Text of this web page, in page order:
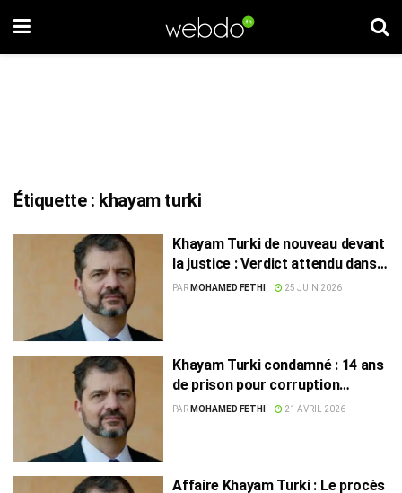
Étiquette : khayam turki
Khayam Turki de nouveau devant
la justice : Verdict attendu dans
plusieurs affaires fiscales
PAR MOHAMED FETHI 25 JUIN 2026
Khayam Turki condamné : 14 ans
de prison pour corruption
financière
PAR MOHAMED FETHI 21 AVRIL 2026
Affaire Khayam Turki : Le procès